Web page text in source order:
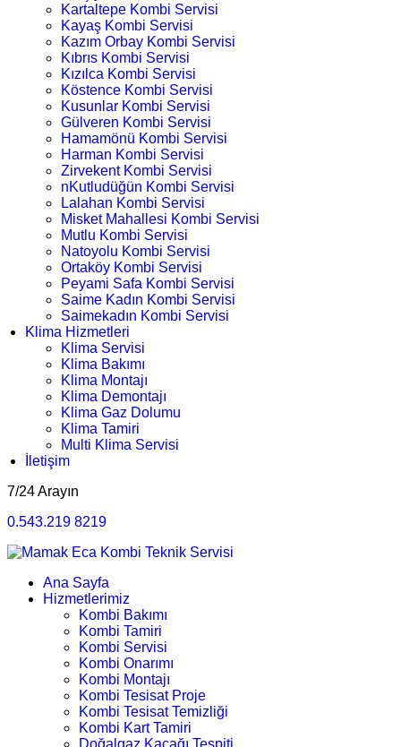
Kartaltepe Kombi Servisi
Kayaş Kombi Servisi
Kazım Orbay Kombi Servisi
Kıbrıs Kombi Servisi
Kızılca Kombi Servisi
Köstence Kombi Servisi
Kusunlar Kombi Servisi
Gülveren Kombi Servisi
Hamamönü Kombi Servisi
Harman Kombi Servisi
Zirvekent Kombi Servisi
nKutludüğün Kombi Servisi
Lalahan Kombi Servisi
Misket Mahallesi Kombi Servisi
Mutlu Kombi Servisi
Natoyolu Kombi Servisi
Ortaköy Kombi Servisi
Peyami Safa Kombi Servisi
Saime Kadın Kombi Servisi
Saimekadın Kombi Servisi
Klima Hizmetleri
Klima Servisi
Klima Bakımı
Klima Montajı
Klima Demontajı
Klima Gaz Dolumu
Klima Tamiri
Multi Klima Servisi
İletişim
7/24 Arayın
0.543.219 8219
Ana Sayfa
Hizmetlerimiz
Kombi Bakımı
Kombi Tamiri
Kombi Servisi
Kombi Onarımı
Kombi Montajı
Kombi Tesisat Proje
Kombi Tesisat Temizliği
Kombi Kart Tamiri
Doğalgaz Kaçağı Tespiti